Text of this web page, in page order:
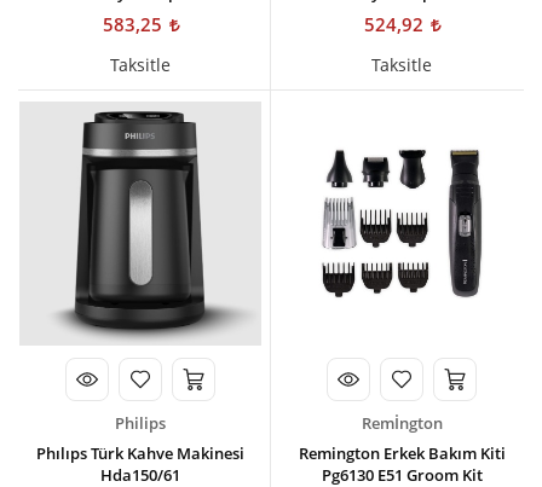
583,25
Taksitle
524,92
Taksitle
Philips
Phılıps Türk Kahve Makinesi
Hda150/61
Remİngton
Remington Erkek Bakım Kiti
Pg6130 E51 Groom Kit